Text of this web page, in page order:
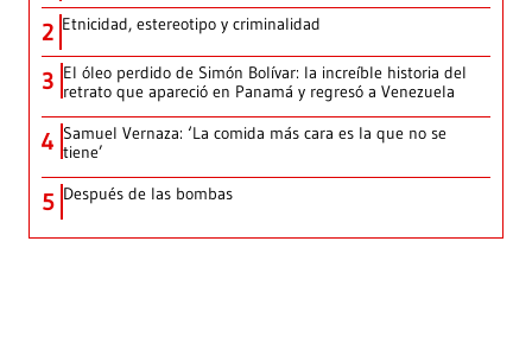
2 Etnicidad, estereotipo y criminalidad
3 El óleo perdido de Simón Bolívar: la increíble historia del
retrato que apareció en Panamá y regresó a Venezuela
4 Samuel Vernaza: ‘La comida más cara es la que no se
tiene’
5 Después de las bombas